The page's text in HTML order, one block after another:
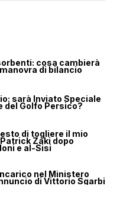
cosa cambierà
di bilancio
sarà Inviato Speciale
del Golfo Persico?
di togliere il mio
Zaki dopo
e al-Sisi
nel Ministero
di Vittorio Sgarbi